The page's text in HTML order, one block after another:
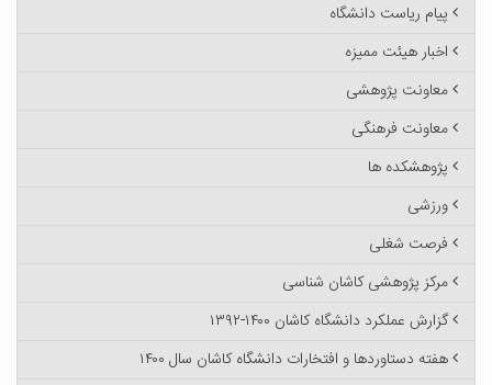
پیام ریاست دانشگاه
اخبار هیئت ممیزه
معاونت پژوهشی
معاونت فرهنگی
پژوهشکده ها
ورزشی
فرصت شغلی
مرکز پژوهشی کاشان شناسی
گزارش عملکرد دانشگاه کاشان ۱۴۰۰-۱۳۹۲
هفته دستاوردها و افتخارات دانشگاه کاشان سال ۱۴۰۰